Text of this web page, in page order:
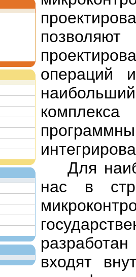
операций
Для
нас в
входят